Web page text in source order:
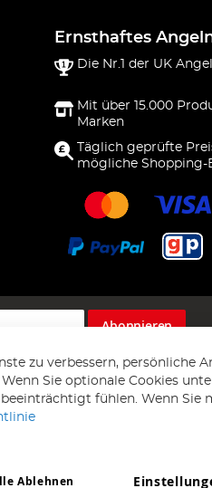
Ernsthaftes
Die Nr.1 der UK
Mit über 15.000
Marken
Täglich geprüfte
mögliche Shopping-
Abonnieren
AD NL B.V. Alle Rechte vorbehalten.
zu verbessern, persönliche
Sie optionale Cookies
fühlen. Wenn Sie
Ablehnen